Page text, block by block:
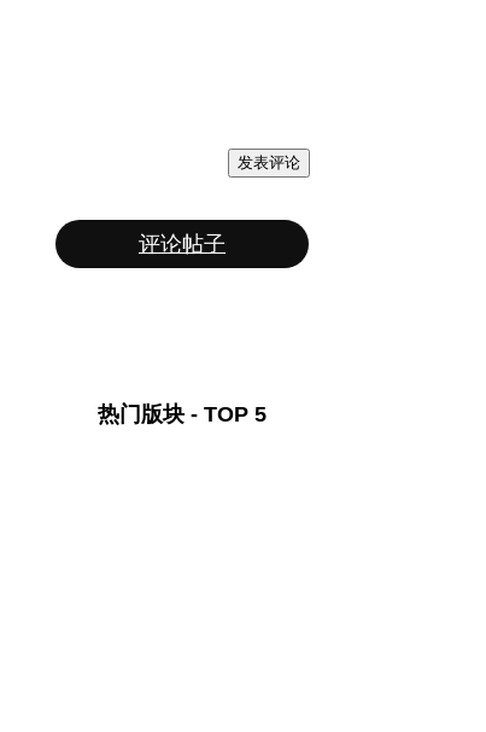
发表评论
评论帖子
热门版块 - TOP 5